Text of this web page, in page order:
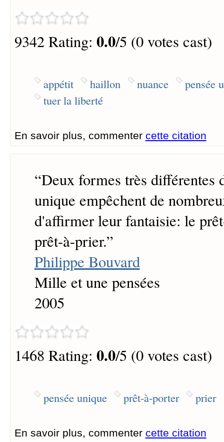
9342 Rating: 0.0/5 (0 votes cast)
appétit haillon nuance
pensée
tuer la liberté
En savoir plus, commenter cette citation
“Deux formes très différentes
unique empêchent de
d'affirmer leur fantaisie: le
prêt-à-prier.”
Philippe Bouvard
Mille et une pensées
2005
1468 Rating: 0.0/5 (0 votes cast)
pensée unique prêt-à-porter prier
En savoir plus, commenter cette citation